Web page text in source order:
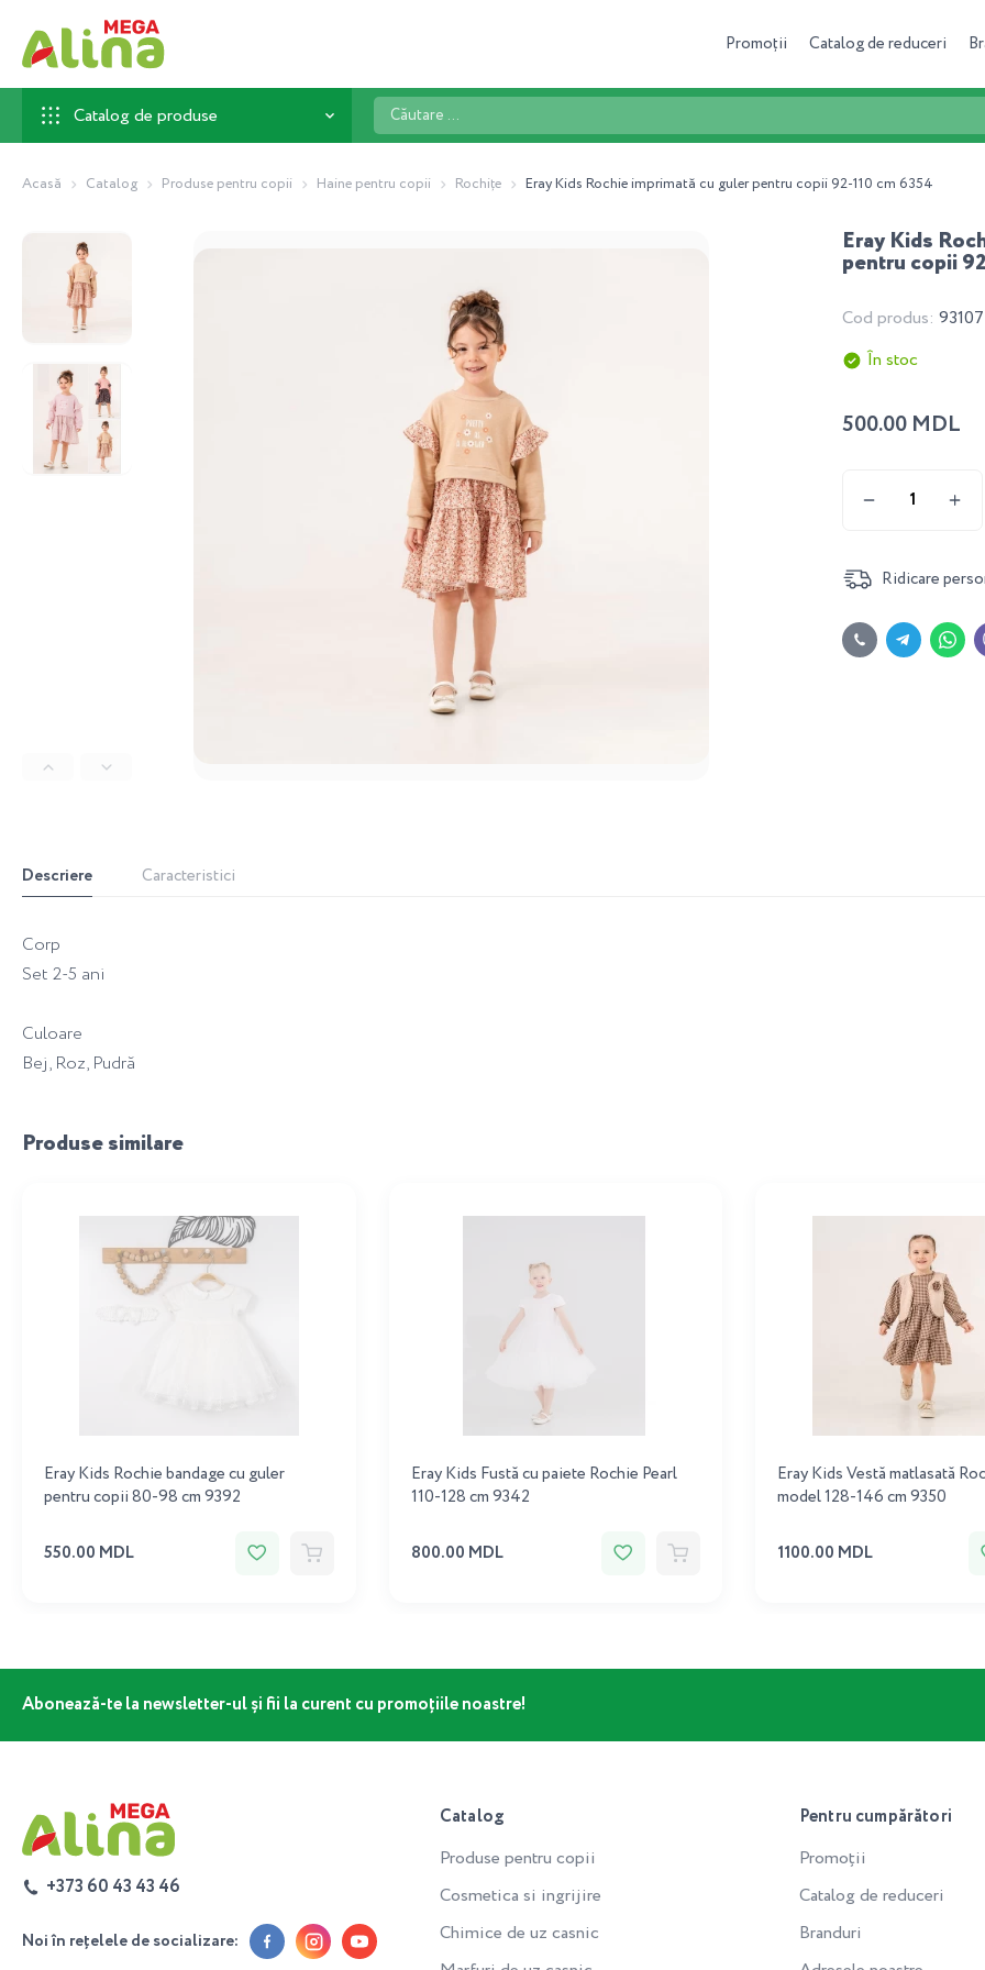
Promoții Catalog de reduceri
Catalog de produse
Căutare
...
Acasă Catalog Produse pentru copii Haine pentru copii Rochiţe Eray Kids Rochie imprimată cu guler pentru copii 92-110 cm 6354
Eray Kids
pentru copii
Cod produs: 93107
În stoc
500.00 MDL
Ridicare
Descriere Caracteristici
Corp
Set 2-5 ani
Culoare
Bej, Roz, Pudră
Produse similare
Eray Kids Rochie bandage cu guler
pentru copii 80-98 cm 9392
550.00 MDL
Eray Kids Fustă cu paiete Rochie Pearl
110-128 cm 9342
800.00 MDL
Eray Kids Vestă matlasată
model 128-146 cm 9350
1100.00 MDL
Abonează-te la newsletter-ul și fii la curent cu promoțiile noastre!
+373 60 43 43 46
Noi în rețelele de socializare:
Catalog
Produse pentru copii
Cosmetica si ingrijire
Chimice de uz casnic
Pentru cumpărători
Promoții
Catalog de reduceri
Branduri